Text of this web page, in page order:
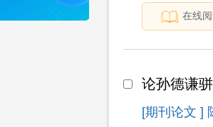
在线
论孙德谦
[期刊论文 ]